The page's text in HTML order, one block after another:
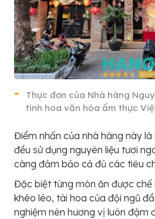
Thực đơn của Nhà hàng
tinh hoa văn hóa ẩm thực
Điểm nhấn của nhà hàng này
đều sử dụng nguyên liệu tươi
càng đảm bảo cả đủ các tiêu
Đặc biệt từng món ăn được chế
khéo léo, tài hoa của đội ngũ
nghiệm nên hương vị luôn đậm